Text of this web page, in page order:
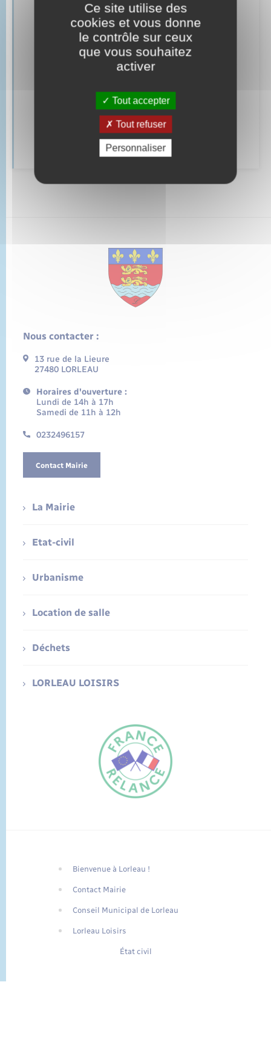
Traduction du
FR
Retrouvez aussi
Parrainage civil
Documents d’identité
Cimetière communal
Nous contacter :
13 rue de la Lieure
27480 LORLEAU
Horaires d'ouverture :
Lundi de 14h à 17h
Samedi de 11h à 12h
0232496157
Contact Mairie
La Mairie
Etat-civil
Urbanisme
Location de salle
Déchets
LORLEAU LOISIRS
Bienvenue à Lorleau !
Contact Mairie
Conseil Municipal de Lorleau
Lorleau Loisirs
État civil
Ce site utilise des
cookies et vous donne
le contrôle sur ceux
que vous souhaitez
activer
Tout accepter
Tout refuser
Personnaliser